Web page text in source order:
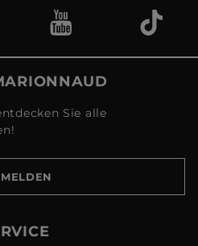
Sie alle